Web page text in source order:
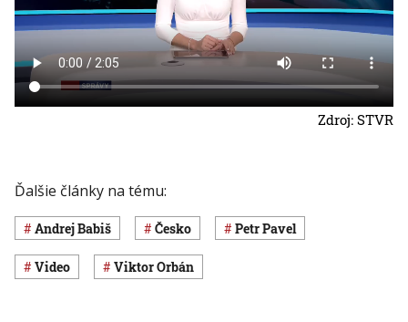
Zdroj: STVR
Ďalšie články na tému:
Andrej Babiš Česko Petr Pavel
Video Viktor Orbán